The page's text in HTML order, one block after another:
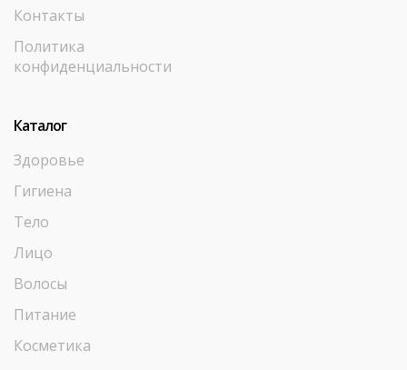
Контакты
Политика
конфиденциальности
Каталог
Здоровье
Гигиена
Тело
Лицо
Волосы
Питание
Косметика